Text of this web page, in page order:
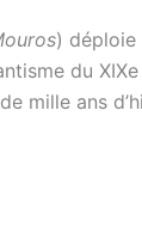
) déploie
du
mille ans